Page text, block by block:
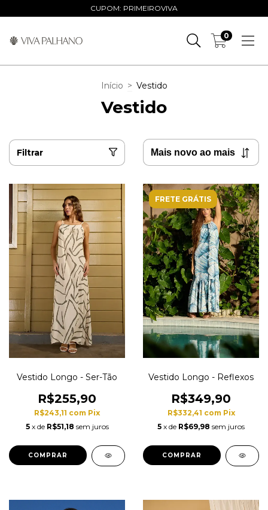
CUPOM: PRIMEIROVIVA
0
Início > Vestido
Vestido
Filtrar
Vestido Longo - Ser-Tão
R$255,90
R$243,11 com Pix
5 x de R$51,18 sem juros
COMPRAR
FRETE GRÁTIS
Vestido Longo - Reflexos
R$349,90
R$332,41 com Pix
5 x de R$69,98 sem juros
COMPRAR